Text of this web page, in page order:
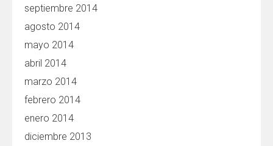
septiembre 2014
agosto 2014
mayo 2014
abril 2014
marzo 2014
febrero 2014
enero 2014
diciembre 2013